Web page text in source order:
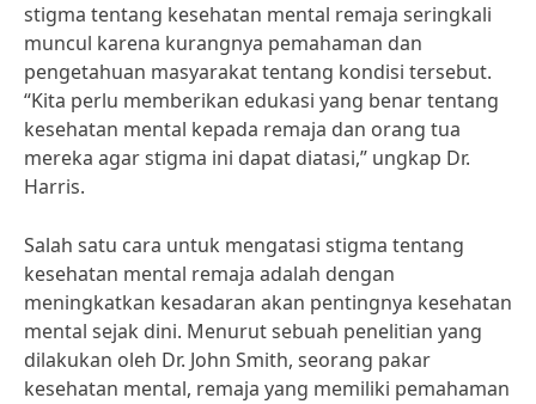
stigma tentang kesehatan mental remaja seringkali
muncul karena kurangnya pemahaman dan
pengetahuan masyarakat tentang kondisi tersebut.
“Kita perlu memberikan edukasi yang benar tentang
kesehatan mental kepada remaja dan orang tua
mereka agar stigma ini dapat diatasi,” ungkap Dr.
Harris.
Salah satu cara untuk mengatasi stigma tentang
kesehatan mental remaja adalah dengan
meningkatkan kesadaran akan pentingnya kesehatan
mental sejak dini. Menurut sebuah penelitian yang
dilakukan oleh Dr. John Smith, seorang pakar
kesehatan mental, remaja yang memiliki pemahaman